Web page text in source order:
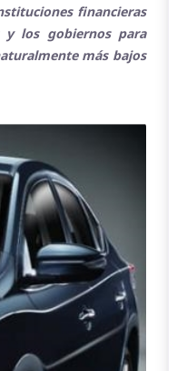
financieras
y los gobiernos para
más bajos